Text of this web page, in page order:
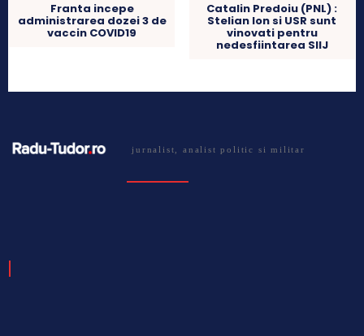
Franta incepe
administrarea dozei 3 de
vaccin COVID19
Catalin Predoiu (PNL) :
Stelian Ion si USR sunt
vinovati pentru
nedesfiintarea SIIJ
jurnalist, analist politic si militar